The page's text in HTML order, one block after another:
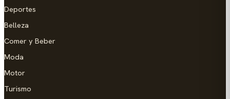
Deportes
Belleza
Comer y Beber
Moda
Motor
Turismo